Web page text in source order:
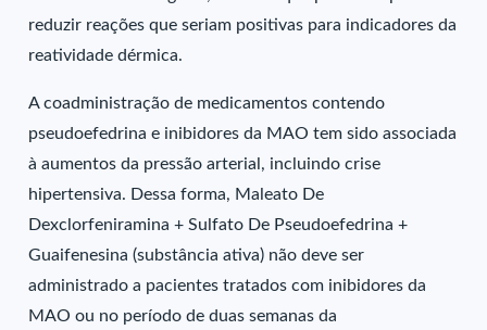
reduzir reações que seriam positivas para indicadores da
reatividade dérmica.
A coadministração de medicamentos contendo
pseudoefedrina e inibidores da MAO tem sido associada
à aumentos da pressão arterial, incluindo crise
hipertensiva. Dessa forma, Maleato De
Dexclorfeniramina + Sulfato De Pseudoefedrina +
Guaifenesina (substância ativa) não deve ser
administrado a pacientes tratados com inibidores da
MAO ou no período de duas semanas da